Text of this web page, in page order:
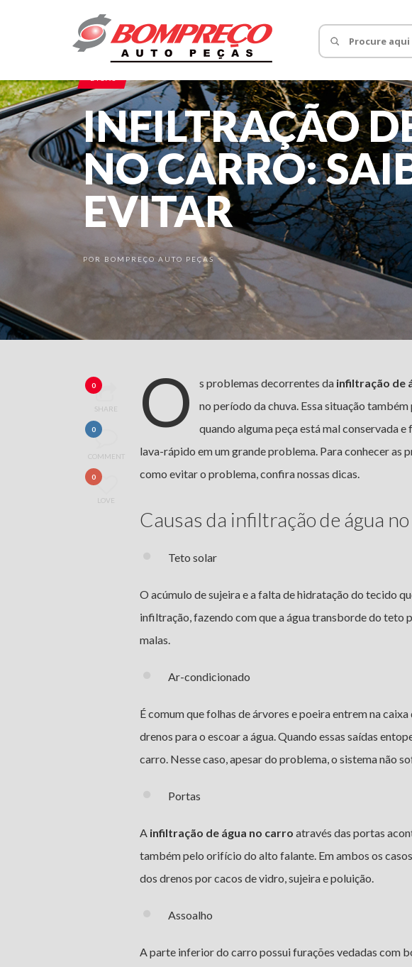
INFILTRAÇÃO
NO CARRO:
EVITAR
POR BOMPREÇO AUTO PEÇAS
0
SHARE
0
COMMENT
0
LOVE
O s problemas decorrentes da infiltração de
no período da chuva. Essa situação
quando alguma peça está mal conservada
lava-rápido em um grande problema. Para conhecer as
como evitar o problema, confira nossas dicas.
Causas da infiltração de água
Teto solar
O acúmulo de sujeira e a falta de hidratação do tecido
infiltração, fazendo com que a água transborde do teto
malas.
Ar-condicionado
É comum que folhas de árvores e poeira entrem na
drenos para o escoar a água. Quando essas saídas
carro. Nesse caso, apesar do problema, o sistema não
Portas
A infiltração de água no carro através das portas
também pelo orifício do alto falante. Em ambos os
dos drenos por cacos de vidro, sujeira e poluição.
Assoalho
A parte inferior do carro possui furações vedadas com